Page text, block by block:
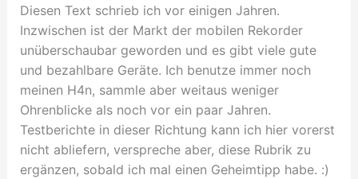
Diesen Text schrieb ich vor einigen Jahren.
Inzwischen ist der Markt der mobilen Rekorder
unüberschaubar geworden und es gibt viele gute
und bezahlbare Geräte. Ich benutze immer noch
meinen H4n, sammle aber weitaus weniger
Ohrenblicke als noch vor ein paar Jahren.
Testberichte in dieser Richtung kann ich hier vorerst
nicht abliefern, verspreche aber, diese Rubrik zu
ergänzen, sobald ich mal einen Geheimtipp habe. :)